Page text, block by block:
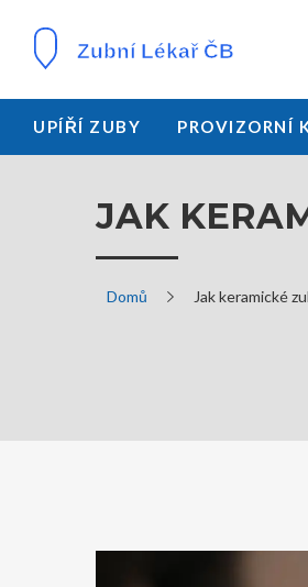
UPÍŘÍ ZUBY PROVIZORNÍ
JAK
Domů Jak keramické